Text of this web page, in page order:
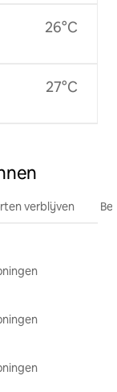
26°C
27°C
verblijven